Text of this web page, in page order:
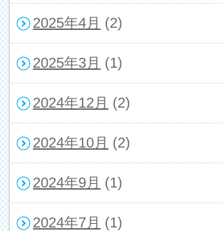
2025年4月 (2)
2025年3月 (1)
2024年12月 (2)
2024年10月 (2)
2024年9月 (1)
2024年7月 (1)